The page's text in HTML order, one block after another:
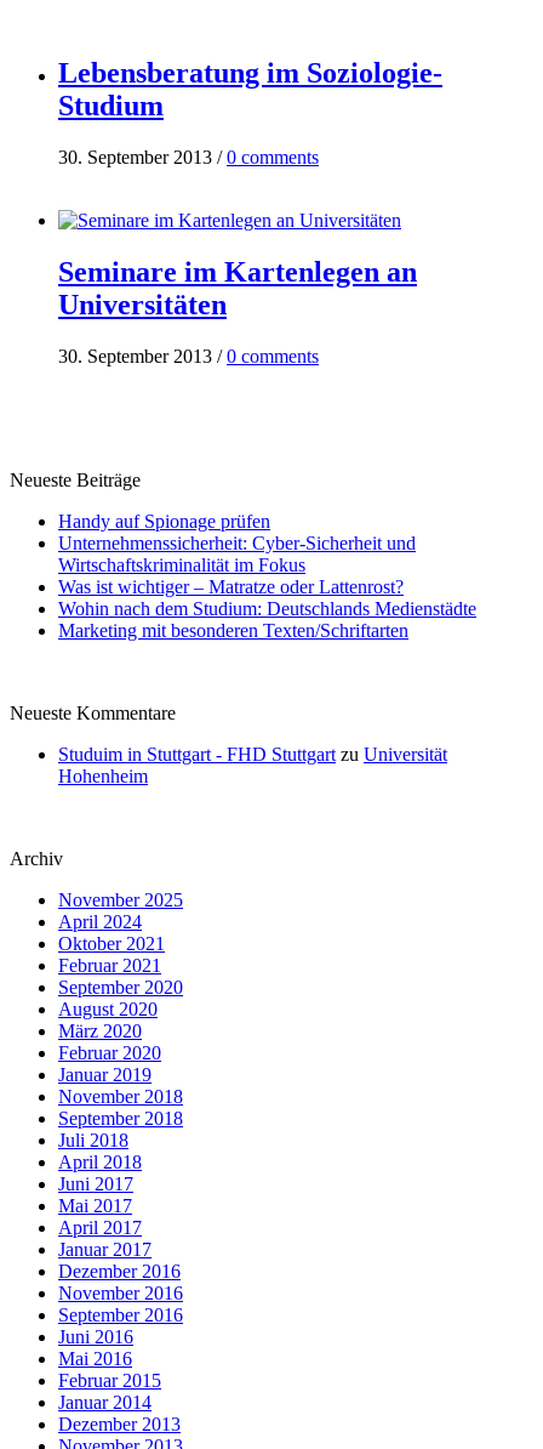
Lebensberatung im Soziologie-
Studium
30. September 2013 /0 comments
Seminare im Kartenlegen an
Universitäten
30. September 2013 /0 comments
Neueste Beiträge
Handy auf Spionage prüfen
Unternehmenssicherheit: Cyber-Sicherheit und
Wirtschaftskriminalität im Fokus
Was ist wichtiger – Matratze oder Lattenrost?
Wohin nach dem Studium: Deutschlands Medienstädte
Marketing mit besonderen Texten/Schriftarten
Neueste Kommentare
Studuim in Stuttgart - FHD Stuttgart zu Universität
Hohenheim
Archiv
November 2025
April 2024
Oktober 2021
Februar 2021
September 2020
August 2020
März 2020
Februar 2020
Januar 2019
November 2018
September 2018
Juli 2018
April 2018
Juni 2017
Mai 2017
April 2017
Januar 2017
Dezember 2016
November 2016
September 2016
Juni 2016
Mai 2016
Februar 2015
Januar 2014
Dezember 2013